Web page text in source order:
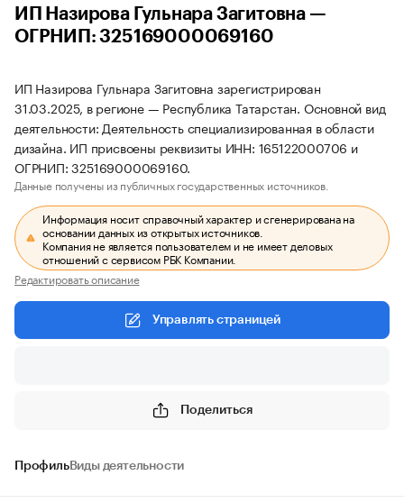
ИП Назирова Гульнара Загитовна —
ОГРНИП: 325169000069160
ИП Назирова Гульнара Загитовна зарегистрирован
31.03.2025, в регионе — Республика Татарстан. Основной вид
деятельности: Деятельность специализированная в области
дизайна. ИП присвоены реквизиты ИНН: 165122000706 и
ОГРНИП: 325169000069160.
Данные получены из публичных государственных источников.
Информация носит справочный характер и сгенерирована на
основании данных из открытых источников.
Компания не является пользователем и не имеет деловых
отношений с сервисом РБК Компании.
Редактировать описание
Управлять страницей
Поделиться
ПрофильВиды деятельности